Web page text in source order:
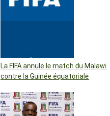
La FIFA annule le match du Malawi
contre la Guinée équatoriale